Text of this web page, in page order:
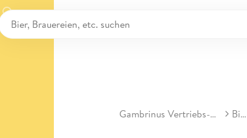
Gambrinus Vertriebs-GmbH Biere